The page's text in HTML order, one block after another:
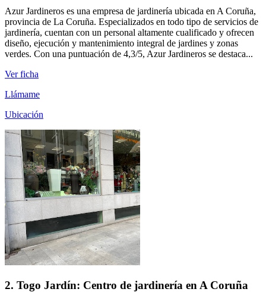
Azur Jardineros es una empresa de jardinería ubicada en A Coruña,
provincia de La Coruña. Especializados en todo tipo de servicios de
jardinería, cuentan con un personal altamente cualificado y ofrecen
diseño, ejecución y mantenimiento integral de jardines y zonas
verdes. Con una puntuación de 4,3/5, Azur Jardineros se destaca...
Ver ficha
Llámame
Ubicación
2. Togo Jardín: Centro de jardinería en A Coruña